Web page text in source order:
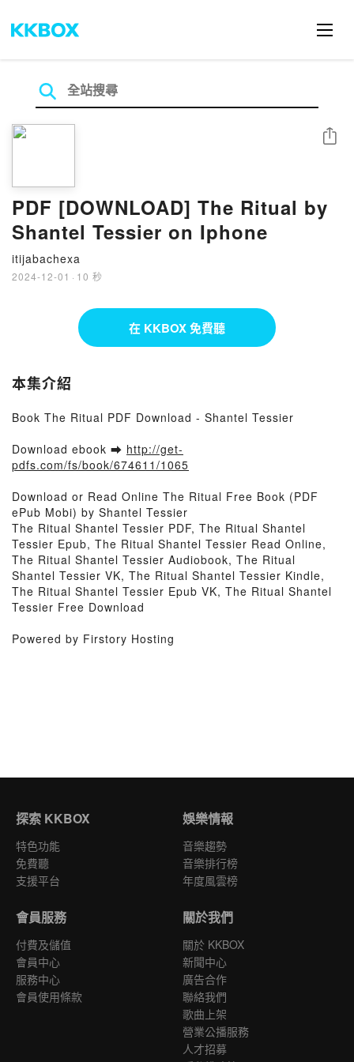
PDF [DOWNLOAD] The Ritual by
Shantel Tessier on Iphone
itijabachexa
2024-12-01 · 10 秒
分享
在 KKBOX 免費聽
本集介紹
Book The Ritual PDF Download - Shantel Tessier
Download ebook ➡ http://get-
pdfs.com/fs/book/674611/1065
Download or Read Online The Ritual Free Book (PDF
ePub Mobi) by Shantel Tessier
The Ritual Shantel Tessier PDF, The Ritual Shantel
Tessier Epub, The Ritual Shantel Tessier Read Online,
The Ritual Shantel Tessier Audiobook, The Ritual
Shantel Tessier VK, The Ritual Shantel Tessier Kindle,
The Ritual Shantel Tessier Epub VK, The Ritual Shantel
Tessier Free Download
Powered by Firstory Hosting
探索 KKBOX
特色功能
免費聽
支援平台
娛樂情報
音樂趨勢
音樂排行榜
年度風雲榜
會員服務
付費及儲值
會員中心
服務中心
會員使用條款
關於我們
關於 KKBOX
新聞中心
廣告合作
聯絡我們
歌曲上架
營業公播服務
人才招募